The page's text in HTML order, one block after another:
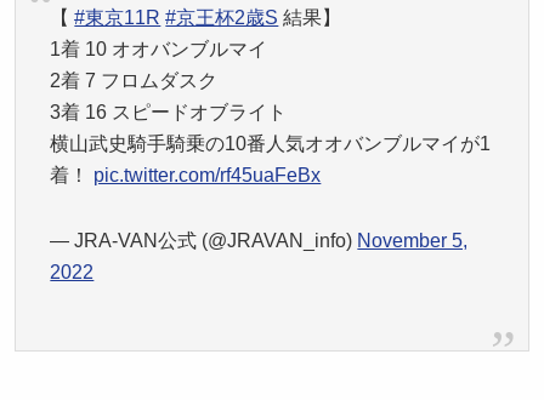
【#東京11R #京王杯2歳S 結果】
1着 10 オオバンブルマイ
2着 7 フロムダスク
3着 16 スピードオブライト
横山武史騎手騎乗の10番人気オオバンブルマイが1
着！ pic.twitter.com/rf45uaFeBx
— JRA-VAN公式 (@JRAVAN_info) November 5,
2022